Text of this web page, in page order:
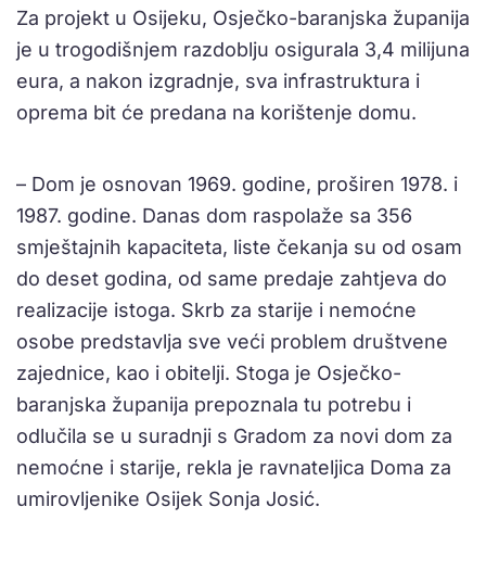
Za projekt u Osijeku, Osječko-baranjska županija
je u trogodišnjem razdoblju osigurala 3,4 milijuna
eura, a nakon izgradnje, sva infrastruktura i
oprema bit će predana na korištenje domu.
– Dom je osnovan 1969. godine, proširen 1978. i
1987. godine. Danas dom raspolaže sa 356
smještajnih kapaciteta, liste čekanja su od osam
do deset godina, od same predaje zahtjeva do
realizacije istoga. Skrb za starije i nemoćne
osobe predstavlja sve veći problem društvene
zajednice, kao i obitelji. Stoga je Osječko-
baranjska županija prepoznala tu potrebu i
odlučila se u suradnji s Gradom za novi dom za
nemoćne i starije, rekla je ravnateljica Doma za
umirovljenike Osijek Sonja Josić.